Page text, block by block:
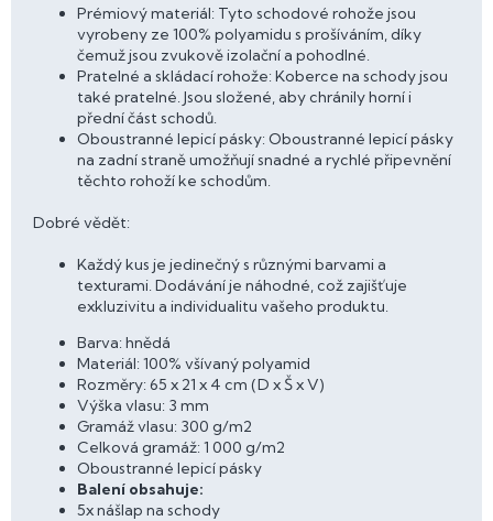
Prémiový materiál: Tyto schodové rohože jsou
vyrobeny ze 100% polyamidu s prošíváním, díky
čemuž jsou zvukově izolační a pohodlné.
Pratelné a skládací rohože: Koberce na schody jsou
také pratelné. Jsou složené, aby chránily horní i
přední část schodů.
Oboustranné lepicí pásky: Oboustranné lepicí pásky
na zadní straně umožňují snadné a rychlé připevnění
těchto rohoží ke schodům.
Dobré vědět:
Každý kus je jedinečný s různými barvami a
texturami. Dodávání je náhodné, což zajišťuje
exkluzivitu a individualitu vašeho produktu.
Barva: hnědá
Materiál: 100% všívaný polyamid
Rozměry: 65 x 21 x 4 cm (D x Š x V)
Výška vlasu: 3 mm
Gramáž vlasu: 300 g/m2
Celková gramáž: 1 000 g/m2
Oboustranné lepicí pásky
Balení obsahuje:
5x nášlap na schody